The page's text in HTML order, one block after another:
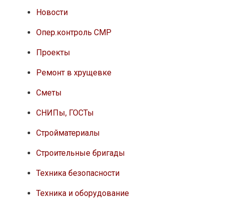
Новости
Опер.контроль СМР
Проекты
Ремонт в хрущевке
Сметы
СНИПы, ГОСТы
Стройматериалы
Строительные бригады
Техника безопасности
Техника и оборудование